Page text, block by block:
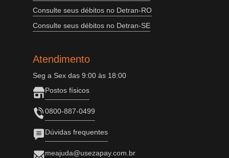
Consulte seus débitos no Detran-RO
Consulte seus débitos no Detran-SE
Atendimento
Seg a Sex das 9:00 às 18:00
Postos físicos
0800-887-0499
Dúvidas frequentes
meajuda@usezapay.com.br